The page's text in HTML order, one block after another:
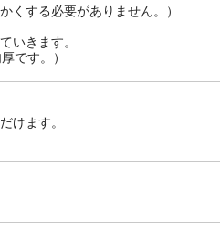
する必要がありません。）
いきます。
です。）
けます。